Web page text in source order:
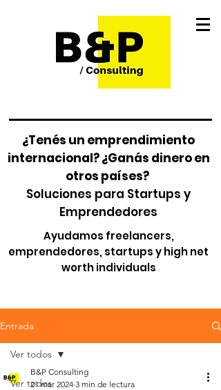
¿Tenés un emprendimiento
internacional? ¿Ganás dinero en
otros países?
Soluciones para Startups y
Emprendedores
Ayudamos freelancers,
emprendedores, startups y high net
worth individuals
Entrada
Ver todos
Ver todos
B&P Consulting
21 mar 2024 3 min de lectura